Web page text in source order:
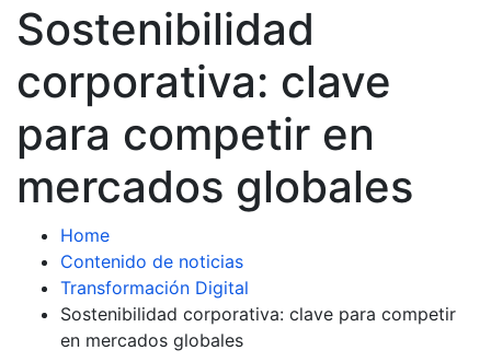
Sostenibilidad
corporativa: clave
para competir en
mercados globales
Home
Contenido de noticias
Transformación Digital
Sostenibilidad corporativa: clave para competir
en mercados globales